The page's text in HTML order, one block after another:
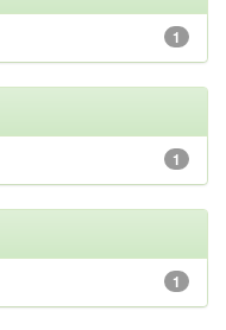
1
1
1